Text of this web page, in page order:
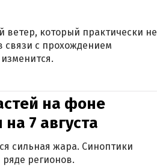
ветер, который практически не
связи с прохождением
на фоне
7 августа
сильная жара. Синоптики
регионов.